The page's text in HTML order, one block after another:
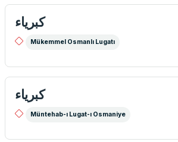
كبرياء
Mükemmel Osmanlı Lugatı
كبرياء
Müntehab-ı Lugat-ı Osmaniye